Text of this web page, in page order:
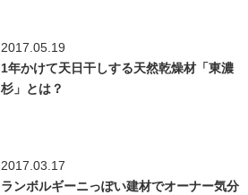
2017.05.19
1年かけて天日干しする天然乾燥材「東濃
杉」とは？
2017.03.17
ランボルギーニっぽい建材でオーナー気分